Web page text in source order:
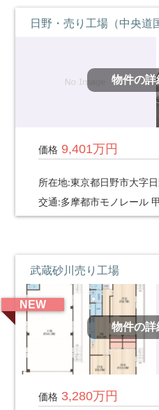
日野・売り工場（中央道
物件の詳
価格9,401万円
所在地:東京都日野市大字
交通:多摩都市モノレール
武蔵砂川売り工場
NEW
物件の詳
価格3,280万円